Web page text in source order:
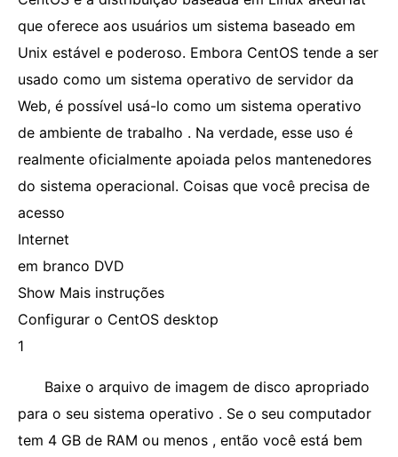
que oferece aos usuários um sistema baseado em
Unix estável e poderoso. Embora CentOS tende a ser
usado como um sistema operativo de servidor da
Web, é possível usá-lo como um sistema operativo
de ambiente de trabalho . Na verdade, esse uso é
realmente oficialmente apoiada pelos mantenedores
do sistema operacional. Coisas que você precisa de
acesso
Internet
em branco DVD
Show Mais instruções
Configurar o CentOS desktop
1
Baixe o arquivo de imagem de disco apropriado
para o seu sistema operativo . Se o seu computador
tem 4 GB de RAM ou menos , então você está bem